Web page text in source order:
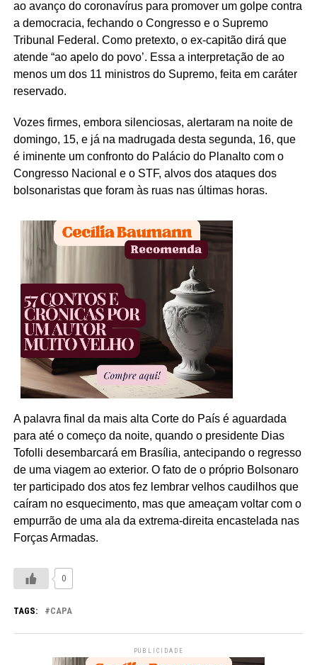
ao avanço do coronavírus para promover um golpe contra
a democracia, fechando o Congresso e o Supremo
Tribunal Federal. Como pretexto, o ex-capitão dirá que
atende “ao apelo do povo’. Essa a interpretação de ao
menos um dos 11 ministros do Supremo, feita em caráter
reservado.
Vozes firmes, embora silenciosas, alertaram na noite de
domingo, 15, e já na madrugada desta segunda, 16, que
é iminente um confronto do Palácio do Planalto com o
Congresso Nacional e o STF, alvos dos ataques dos
bolsonaristas que foram às ruas nas últimas horas.
A palavra final da mais alta Corte do País é aguardada
para até o começo da noite, quando o presidente Dias
Tofolli desembarcará em Brasília, antecipando o regresso
de uma viagem ao exterior. O fato de o próprio Bolsonaro
ter participado dos atos fez lembrar velhos caudilhos que
caíram no esquecimento, mas que ameaçam voltar com o
empurrão de uma ala da extrema-direita encastelada nas
Forças Armadas.
0
TAGS: CAPA
PUBLICIDADE